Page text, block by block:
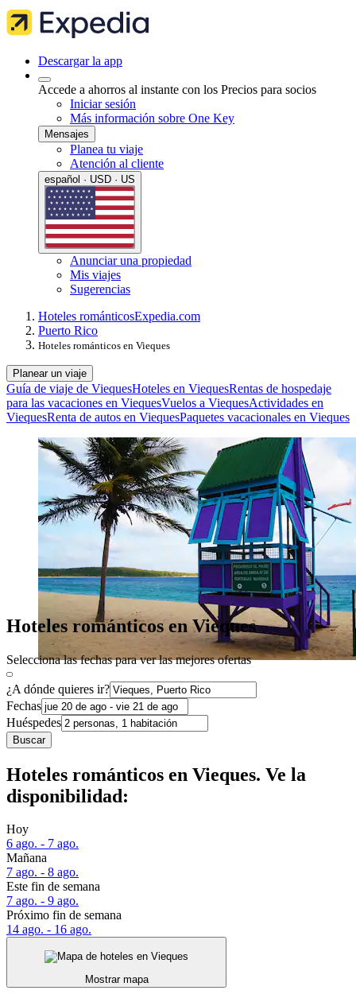
Descargar la app
Accede a ahorros al instante con los Precios para socios
Iniciar sesión
Más información sobre One Key
Mensajes
Planea tu viaje
Atención al cliente
español · USD · US
Anunciar una propiedad
Mis viajes
Sugerencias
Hoteles románticosExpedia.com
Puerto Rico
Hoteles románticos en Vieques
Planear un viaje
Guía de viaje de ViequesHoteles en ViequesRentas de hospedaje
para las vacaciones en ViequesVuelos a ViequesActividades en
ViequesRenta de autos en ViequesPaquetes vacacionales en Vieques
Hoteles románticos en Vieques
Selecciona las fechas para ver las mejores ofertas
¿A dónde quieres ir?
Fechas
Huéspedes
Buscar
Hoteles románticos en Vieques. Ve la
disponibilidad:
Hoy
6 ago. - 7 ago.
Mañana
7 ago. - 8 ago.
Este fin de semana
7 ago. - 9 ago.
Próximo fin de semana
14 ago. - 16 ago.
Mostrar mapa